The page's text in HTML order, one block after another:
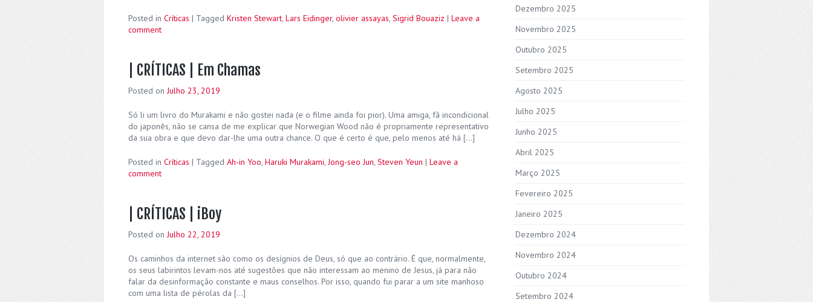
Posted in Críticas | Tagged Kristen Stewart, Lars Eidinger, olivier assayas, Sigrid Bouaziz | Leave a
comment
| CRÍTICAS | Em Chamas
Posted onJulho 23, 2019
Só li um livro do Murakami e não gostei nada (e o filme ainda foi pior). Uma amiga, fã incondicional
do japonês, não se cansa de me explicar que Norwegian Wood não é propriamente representativo
da sua obra e que devo dar-lhe uma outra chance. O que é certo é que, pelo menos até há […]
Posted in Críticas | Tagged Ah-in Yoo, Haruki Murakami,Jong-seo Jun, Steven Yeun | Leave a
comment
| CRÍTICAS | iBoy
Posted onJulho 22, 2019
Os caminhos da internet são como os desígnios de Deus, só que ao contrário. É que, normalmente,
os seus labirintos levam-nos até sugestões que não interessam ao menino de Jesus, já para não
falar da desinformação constante e maus conselhos. Por isso, quando fui parar a um site manhoso
com uma lista de pérolas da […]
Dezembro 2025
Novembro 2025
Outubro 2025
Setembro 2025
Agosto 2025
Julho 2025
Junho 2025
Abril 2025
Março 2025
Fevereiro 2025
Janeiro 2025
Dezembro 2024
Novembro 2024
Outubro 2024
Setembro 2024